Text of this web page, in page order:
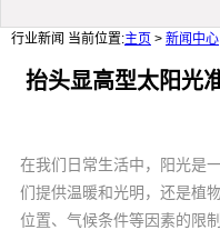
行业新闻 当前位置:主页 > 新闻中心
抬头显高型太阳光
在我们日常生活中，阳光是
们提供温暖和光明，还是植
位置、气候条件等因素的限